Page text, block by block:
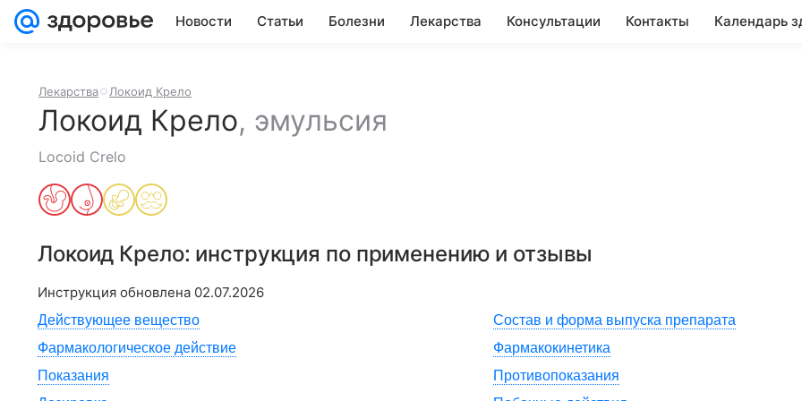
Новости Статьи Болезни Лекарства Консультации Контакты Календарь
Лекарства Локоид Крело
Локоид Крело, эмульсия
Locoid Crelo
Локоид Крело: инструкция по применению и отзывы
Инструкция обновлена 02.07.2026
Действующее вещество
Состав и форма выпуска препарата
Фармакологическое действие
Фармакокинетика
Показания
Противопоказания